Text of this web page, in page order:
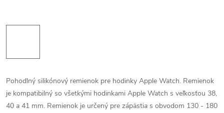
Pohodlný silikónový remienok pre hodinky Apple Watch. Remienok
je kompatibilný so všetkými hodinkami Apple Watch s veľkosťou 38,
40 a 41 mm. Remienok je určený pre zápästia s obvodom 130 - 180